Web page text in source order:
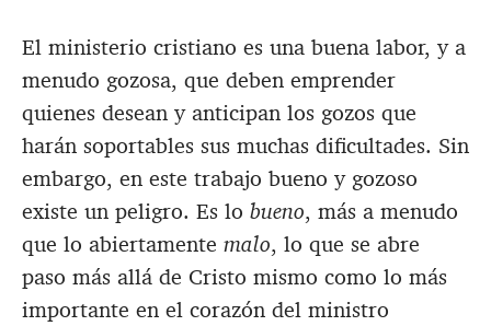
El ministerio cristiano es una buena labor, y a
menudo gozosa, que deben emprender
quienes desean y anticipan los gozos que
harán soportables sus muchas dificultades. Sin
embargo, en este trabajo bueno y gozoso
existe un peligro. Es lo bueno, más a menudo
que lo abiertamente malo, lo que se abre
paso más allá de Cristo mismo como lo más
importante en el corazón del ministro